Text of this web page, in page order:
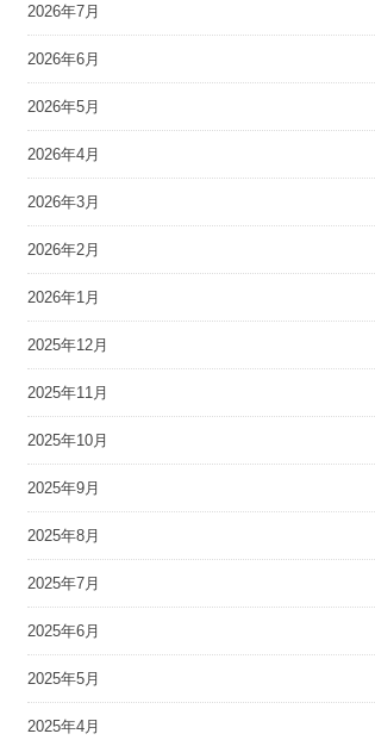
2026年7月
2026年6月
2026年5月
2026年4月
2026年3月
2026年2月
2026年1月
2025年12月
2025年11月
2025年10月
2025年9月
2025年8月
2025年7月
2025年6月
2025年5月
2025年4月